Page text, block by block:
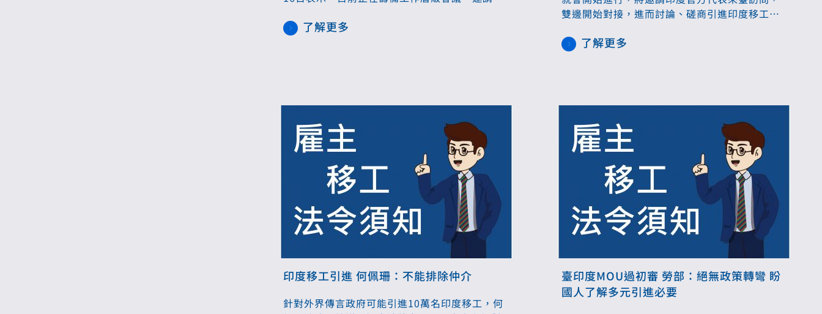
能夠盡快展開會議。
了解更多
雙邊開始對接，進而討論、磋商引進印度移工各
移工、提高中高齡勞動參與率以及缺工等議題做
了解更多
印度移工引進 何佩珊：不能排除仲介
針對外界傳言政府可能引進10萬名印度移工，何
臺印度MOU過初審 勞部：絕無政策轉彎 盼
國人了解多元引進必要